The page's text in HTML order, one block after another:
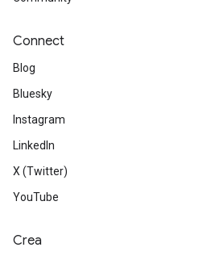
Connect
Blog
Bluesky
Instagram
LinkedIn
X (Twitter)
YouTube
Crea